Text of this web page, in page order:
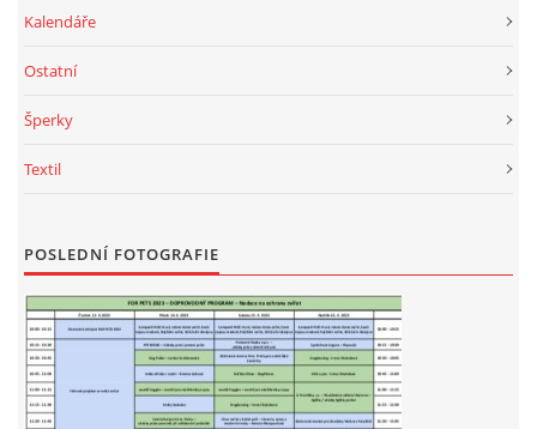
Kalendáře
Ostatní
Šperky
Textil
POSLEDNÍ FOTOGRAFIE